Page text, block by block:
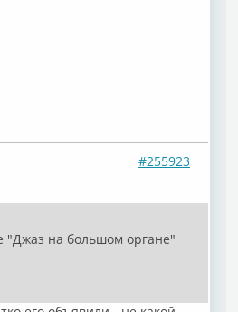
#255923
"Джаз на большом органе"